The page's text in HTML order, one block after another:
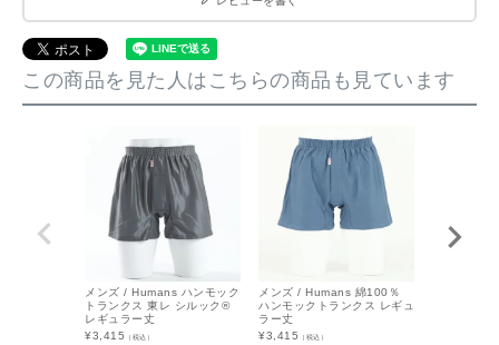
この商品を見た人はこちらの商品も見ています
メンズ / Humans ハンモック
トランクス 東レ シルック®
レギュラー丈
¥3,415 （税込）
メンズ / Humans 綿100％
ハンモックトランクス レギュ
ラー丈
¥3,415 （税込）